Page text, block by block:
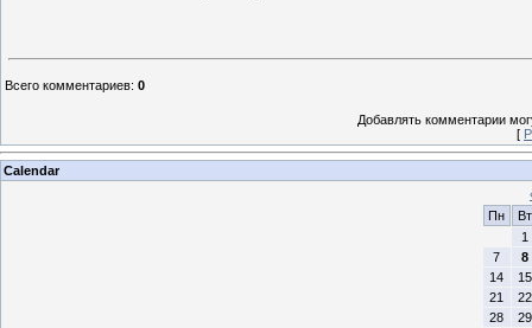
Всего комментариев: 0
Добавлять комментарии
[
Calendar
Пн
Вт
1
7
8
14
15
21
22
28
29